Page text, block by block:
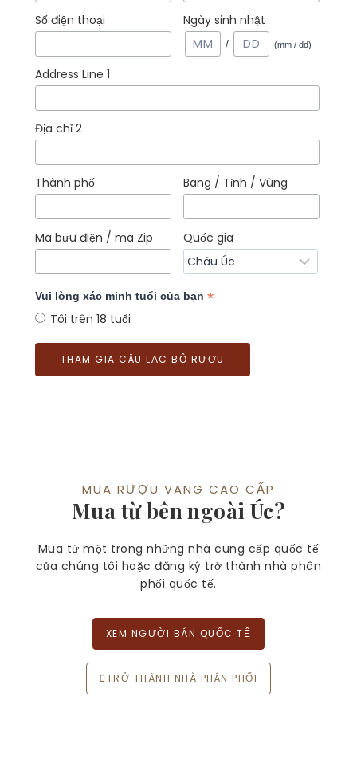
Số điện thoại Ngày sinh nhật
/ (mm / dd)
Address Line 1
Địa chỉ 2
Thành phố Bang / Tỉnh / Vùng
Mã bưu điện / mã Zip Quốc gia
Vui lòng xác minh tuổi của bạn *
Tôi trên 18 tuổi
MUA RƯỢU VANG CAO CẤP
Mua từ bên ngoài Úc?
Mua từ một trong những nhà cung cấp quốc tế
của chúng tôi hoặc đăng ký trở thành nhà phân
phối quốc tế.
XEM NGƯỜI BÁN QUỐC TẾ
TRỞ THÀNH NHÀ PHÂN PHỐI